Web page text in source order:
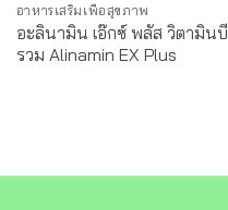
อาหารเสริมเพื่อสุขภาพ
อะลินามิน เอ๊กซ์ พลัส วิตามินบี
รวม Alinamin EX Plus